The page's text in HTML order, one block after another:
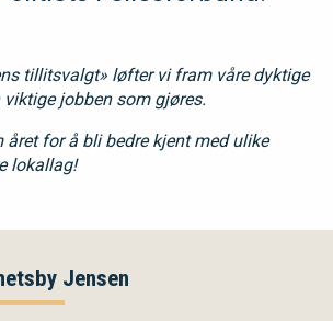
tillitsvalgt» løfter vi fram våre dyktige
jobben som gjøres.
året for å bli bedre kjent med ulike
lokallag!
Jensen